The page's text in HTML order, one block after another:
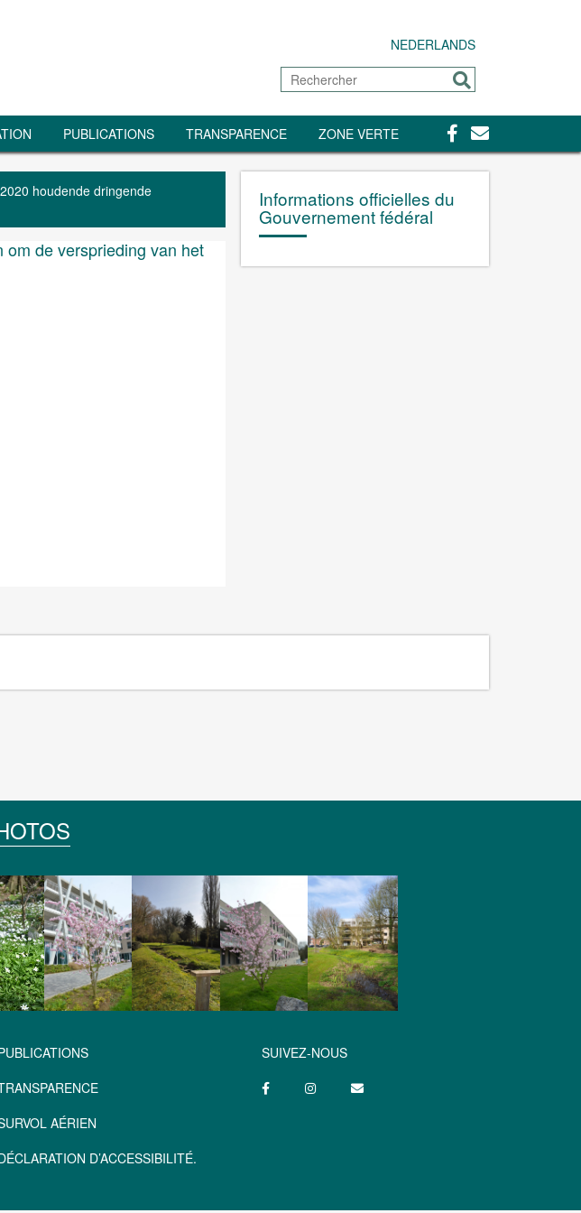
NEDERLANDS
Rechercher
Envoyer
PUBLICATIONS TRANSPARENCE ZONE VERTE Facebook
Contact
houdende dringende
de versprieding van het
Informations officielles du
Gouvernement fédéral
AÉRIEN
D’ACCESSIBILITÉ.
SUIVEZ-NOUS